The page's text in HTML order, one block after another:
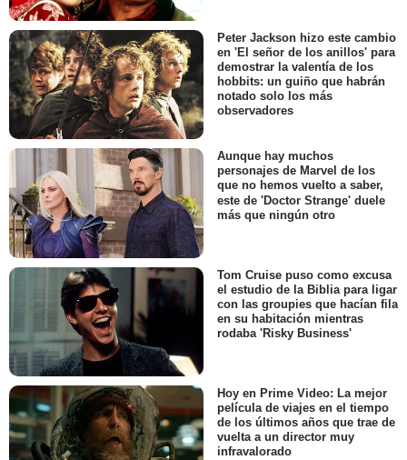
Peter Jackson hizo este cambio
en 'El señor de los anillos' para
demostrar la valentía de los
hobbits: un guiño que habrán
notado solo los más
observadores
Aunque hay muchos
personajes de Marvel de los
que no hemos vuelto a saber,
este de 'Doctor Strange' duele
más que ningún otro
Tom Cruise puso como excusa
el estudio de la Biblia para ligar
con las groupies que hacían fila
en su habitación mientras
rodaba 'Risky Business'
Hoy en Prime Video: La mejor
película de viajes en el tiempo
de los últimos años que trae de
vuelta a un director muy
infravalorado